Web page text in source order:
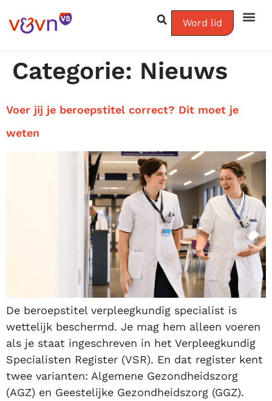
Word lid
Categorie: Nieuws
Voer jij je beroepstitel correct? Dit moet je
weten
De beroepstitel verpleegkundig specialist is
wettelijk beschermd. Je mag hem alleen voeren
als je staat ingeschreven in het Verpleegkundig
Specialisten Register (VSR). En dat register kent
twee varianten: Algemene Gezondheidszorg
(AGZ) en Geestelijke Gezondheidszorg (GGZ).